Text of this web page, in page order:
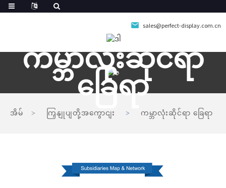
sales@perfect-display.com.cn
ကမ္ဘာလုံးဆိုင်ရာ
ခြေရာ
အိမ် ကြှနျုပျတို့အကွောငျး ကမ္ဘာလုံးဆိုင်ရာ ခြေရာ